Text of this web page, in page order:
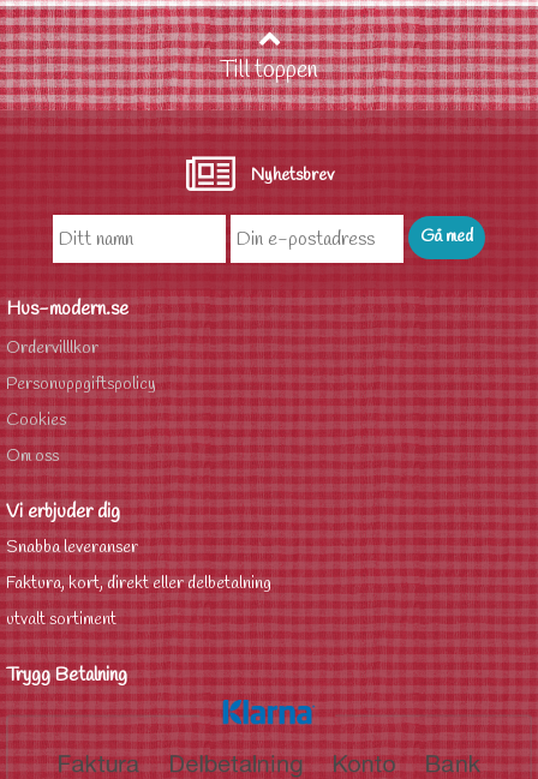
Till toppen
Nyhetsbrev
Hus-modern.se
Ordervilllkor
Personuppgiftspolicy
Cookies
Om oss
Vi erbjuder dig
Snabba leveranser
Faktura, kort, direkt eller delbetalning
utvalt sortiment
Trygg Betalning